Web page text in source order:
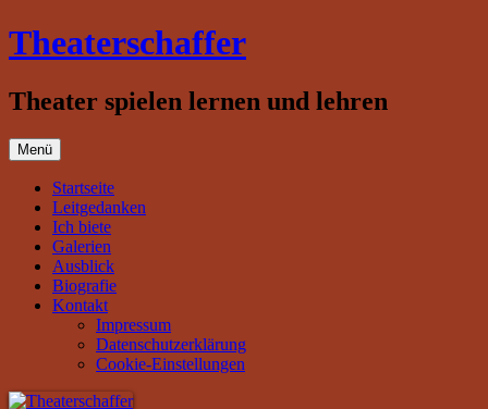
Zum
Inhalt
Theaterschaffer
Theater spielen lernen und lehren
Menü
Startseite
Leitgedanken
Ich biete
Galerien
Ausblick
Biografie
Kontakt
Impressum
Datenschutzerklärung
Cookie-Einstellungen